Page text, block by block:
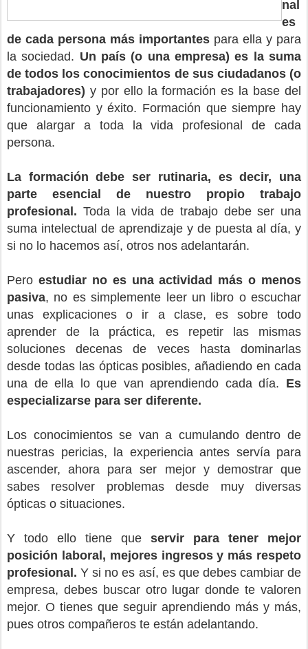
nal
es
de cada persona más importantes para ella y para
la sociedad. Un país (o una empresa) es la suma
de todos los conocimientos de sus ciudadanos (o
trabajadores) y por ello la formación es la base del
funcionamiento y éxito. Formación que siempre hay
que alargar a toda la vida profesional de cada
persona.
La formación debe ser rutinaria, es decir, una
parte esencial de nuestro propio trabajo
profesional. Toda la vida de trabajo debe ser una
suma intelectual de aprendizaje y de puesta al día, y
si no lo hacemos así, otros nos adelantarán.
Pero estudiar no es una actividad más o menos
pasiva, no es simplemente leer un libro o escuchar
unas explicaciones o ir a clase, es sobre todo
aprender de la práctica, es repetir las mismas
soluciones decenas de veces hasta dominarlas
desde todas las ópticas posibles, añadiendo en cada
una de ella lo que van aprendiendo cada día. Es
especializarse para ser diferente.
Los conocimientos se van a cumulando dentro de
nuestras pericias, la experiencia antes servía para
ascender, ahora para ser mejor y demostrar que
sabes resolver problemas desde muy diversas
ópticas o situaciones.
Y todo ello tiene que servir para tener mejor
posición laboral, mejores ingresos y más respeto
profesional.Y si no es así, es que debes cambiar de
empresa, debes buscar otro lugar donde te valoren
mejor. O tienes que seguir aprendiendo más y más,
pues otros compañeros te están adelantando.